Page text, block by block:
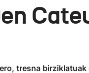
tresna